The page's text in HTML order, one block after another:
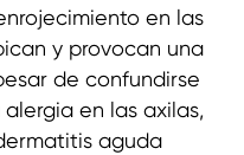
en las
y provocan una
de confundirse
en las axilas,
aguda